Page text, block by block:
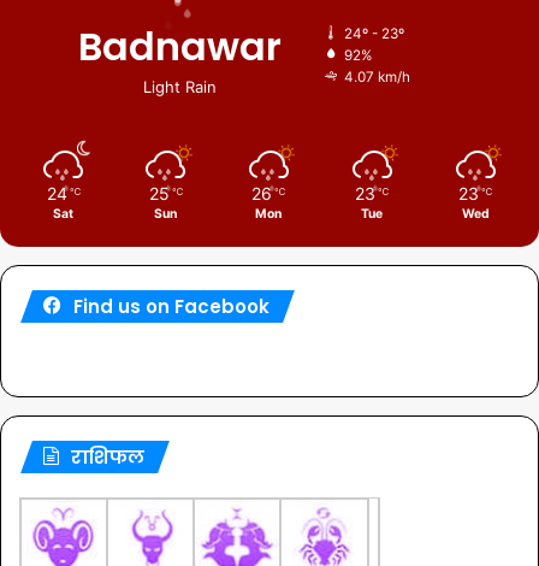
Badnawar
Light Rain
24º - 23º
92%
4.07 km/h
24 ℃
Sat
25 ℃
Sun
26 ℃
Mon
23 ℃
Tue
23 ℃
Wed
Find us on Facebook
राशिफल